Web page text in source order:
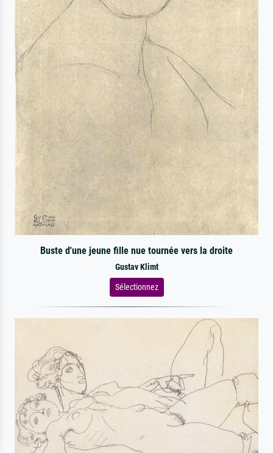
Buste d'une jeune fille nue tournée vers la droite
Gustav Klimt
Sélectionnez